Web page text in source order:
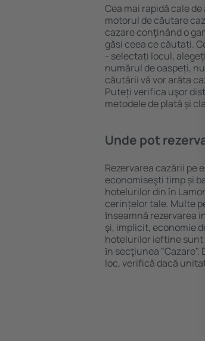
Cea mai rapidă cale
motorul de căutare
cazare conţinând o
găsi ceea ce căutați.
- selectați locul,
numărul de oaspeți,
căutării vă vor arăta
Puteți verifica uşor
metodele de plată și
Unde pot
Rezervarea cazării pe
economiseşti timp și
hotelurilor din în
cerințelor tale. Multe
ȋnseamnă rezervarea
şi, implicit, economie
hotelurilor ieftine sunt
ȋn secţiunea "Cazare".
loc, verifică dacă